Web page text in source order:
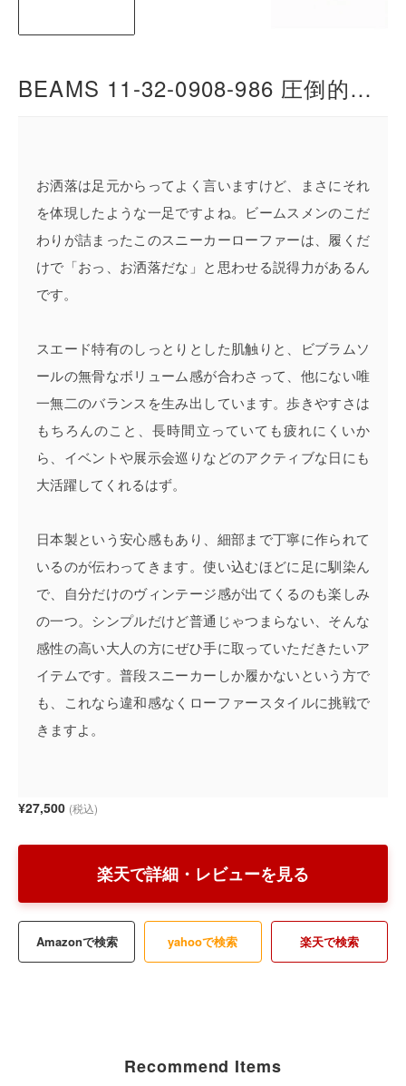
BEAMS 11-32-0908-986 圧倒的な存在感で周囲の視線を集めるビブラムソール搭載の傑作 スエード ローファー
お洒落は足元からってよく言いますけど、まさにそれ
を体現したような一足ですよね。ビームスメンのこだ
わりが詰まったこのスニーカーローファーは、履くだ
けで「おっ、お洒落だな」と思わせる説得力があるん
です。
スエード特有のしっとりとした肌触りと、ビブラムソ
ールの無骨なボリューム感が合わさって、他にない唯
一無二のバランスを生み出しています。歩きやすさは
もちろんのこと、長時間立っていても疲れにくいか
ら、イベントや展示会巡りなどのアクティブな日にも
大活躍してくれるはず。
日本製という安心感もあり、細部まで丁寧に作られて
いるのが伝わってきます。使い込むほどに足に馴染ん
で、自分だけのヴィンテージ感が出てくるのも楽しみ
の一つ。シンプルだけど普通じゃつまらない、そんな
感性の高い大人の方にぜひ手に取っていただきたいア
イテムです。普段スニーカーしか履かないという方で
も、これなら違和感なくローファースタイルに挑戦で
きますよ。
¥27,500 (税込)
楽天で詳細・レビューを見る
Amazonで検索 yahooで検索 楽天で検索
Recommend Items